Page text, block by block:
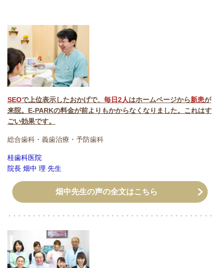
SEOで上位表示したおかげで、 毎日2人はホームページから新患が
来院。 E-PARKの料金が前よりもかからなくなりました。これはす
ごい効果です。
総合歯科・義歯治療・予防歯科
桂歯科医院
院長 畑中 理 先生
畑中先生の声の全文はこちら